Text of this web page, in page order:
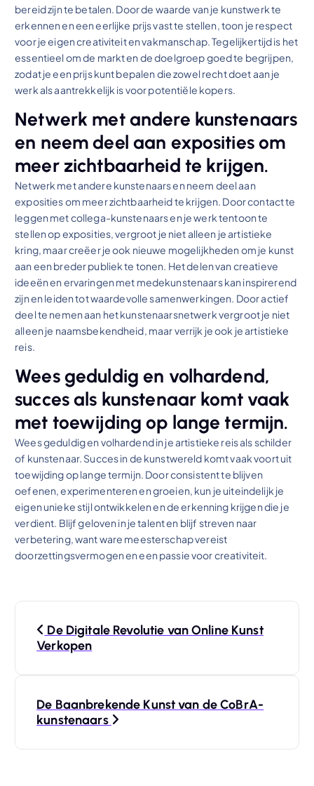
bereid zijn te betalen. Door de waarde van je kunstwerk te
erkennen en een eerlijke prijs vast te stellen, toon je respect
voor je eigen creativiteit en vakmanschap. Tegelijkertijd is het
essentieel om de markt en de doelgroep goed te begrijpen,
zodat je een prijs kunt bepalen die zowel recht doet aan je
werk als aantrekkelijk is voor potentiële kopers.
Netwerk met andere kunstenaars
en neem deel aan exposities om
meer zichtbaarheid te krijgen.
Netwerk met andere kunstenaars en neem deel aan
exposities om meer zichtbaarheid te krijgen. Door contact te
leggen met collega-kunstenaars en je werk tentoon te
stellen op exposities, vergroot je niet alleen je artistieke
kring, maar creëer je ook nieuwe mogelijkheden om je kunst
aan een breder publiek te tonen. Het delen van creatieve
ideeën en ervaringen met medekunstenaars kan inspirerend
zijn en leiden tot waardevolle samenwerkingen. Door actief
deel te nemen aan het kunstenaarsnetwerk vergroot je niet
alleen je naamsbekendheid, maar verrijk je ook je artistieke
reis.
Wees geduldig en volhardend,
succes als kunstenaar komt vaak
met toewijding op lange termijn.
Wees geduldig en volhardend in je artistieke reis als schilder
of kunstenaar. Succes in de kunstwereld komt vaak voort uit
toewijding op lange termijn. Door consistent te blijven
oefenen, experimenteren en groeien, kun je uiteindelijk je
eigen unieke stijl ontwikkelen en de erkenning krijgen die je
verdient. Blijf geloven in je talent en blijf streven naar
verbetering, want ware meesterschap vereist
doorzettingsvermogen en een passie voor creativiteit.
De Digitale Revolutie van Online Kunst
Verkopen
De Baanbrekende Kunst van de CoBrA-
kunstenaars